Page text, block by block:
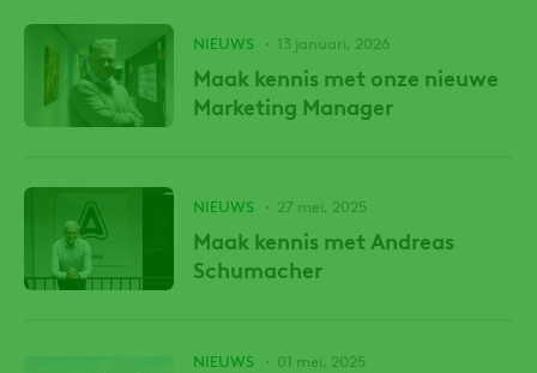
NIEUWS 13 januari, 2026
Maak kennis met onze nieuwe
Marketing Manager
NIEUWS 27 mei, 2025
Maak kennis met Andreas
Schumacher
NIEUWS 01 mei, 2025